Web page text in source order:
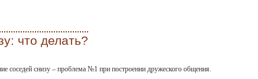
что делать?
соседей снизу – проблема №1 при построении дружеского общения.